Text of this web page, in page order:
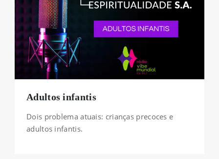
Adultos infantis
Dois problema atuais: crianças precoces e
adultos infantis.